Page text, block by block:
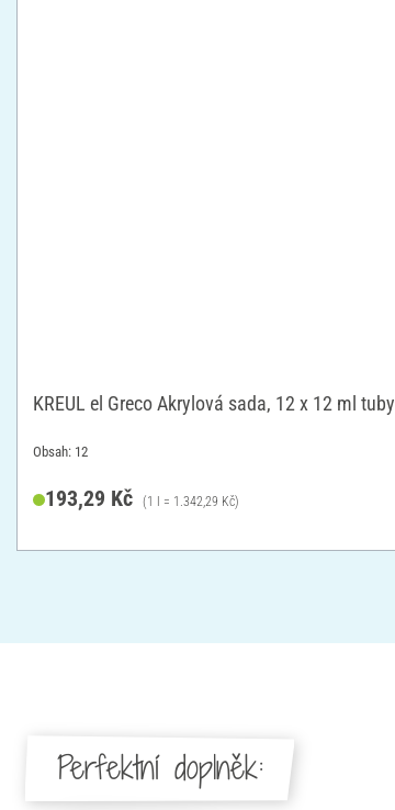
KREUL el Greco Akrylová sada, 12 x 12 ml tuby
Obsah: 12
193,29 Kč (1 l = 1.342,29 Kč)
Perfektní doplněk: